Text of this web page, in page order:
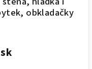
obkladačky